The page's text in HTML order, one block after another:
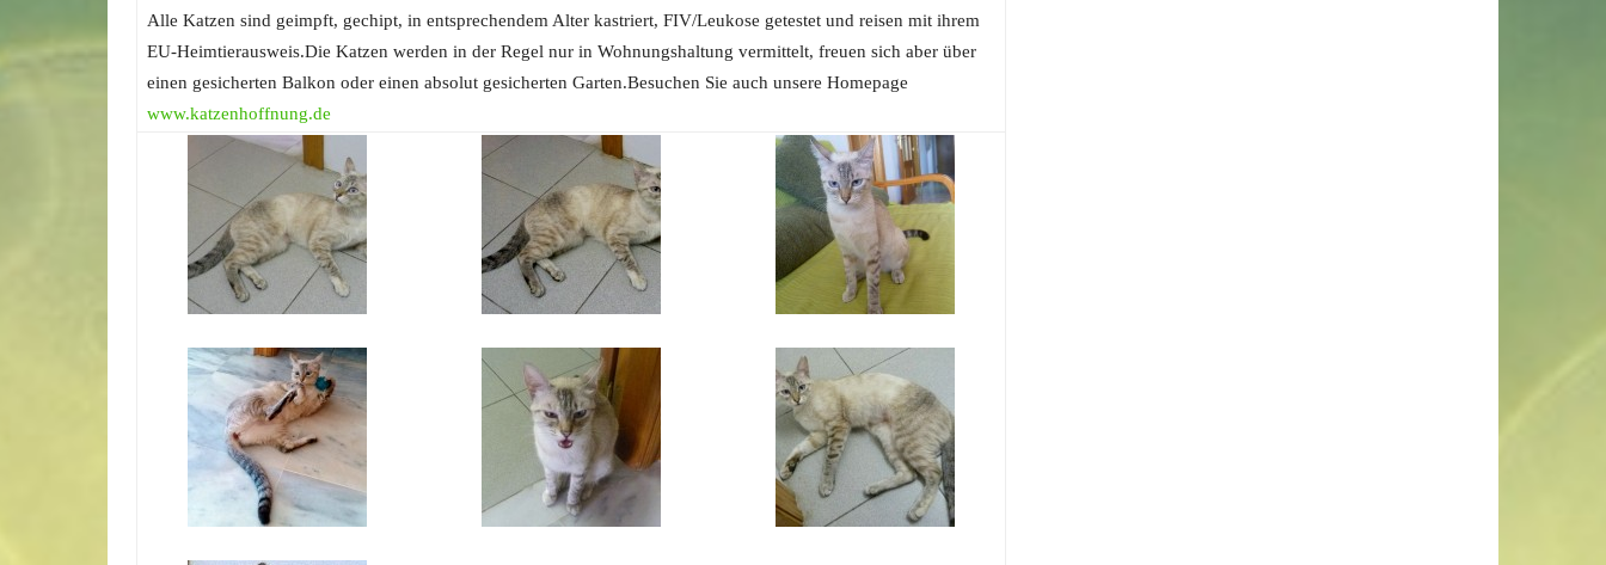
Alle Katzen sind geimpft, gechipt, in entsprechendem Alter kastriert, FIV/Leukose getestet und reisen mit ihrem
EU-Heimtierausweis.Die Katzen werden in der Regel nur in Wohnungshaltung vermittelt, freuen sich aber über
einen gesicherten Balkon oder einen absolut gesicherten Garten.Besuchen Sie auch unsere Homepage
www.katzenhoffnung.de